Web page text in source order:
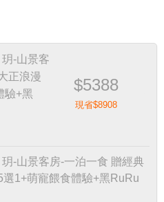
-山景客
正浪漫
驗+黑
$5388
現省$8908
-山景客房-一泊一食 贈經典
1+萌寵餵食體驗+黑RuRu